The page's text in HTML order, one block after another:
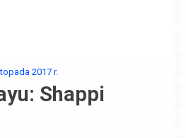
2017 r.
Shappi